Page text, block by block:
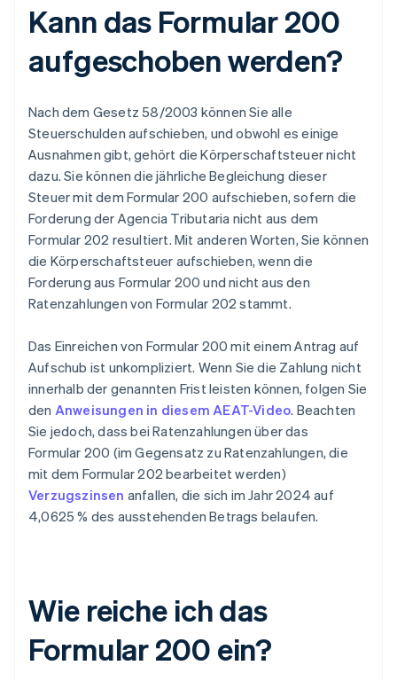
Kann das Formular 200
aufgeschoben werden?
Nach dem Gesetz 58/2003 können Sie alle
Steuerschulden aufschieben, und obwohl es einige
Ausnahmen gibt, gehört die Körperschaftsteuer nicht
dazu. Sie können die jährliche Begleichung dieser
Steuer mit dem Formular 200 aufschieben, sofern die
Forderung der Agencia Tributaria nicht aus dem
Formular 202 resultiert. Mit anderen Worten, Sie können
die Körperschaftsteuer aufschieben, wenn die
Forderung aus Formular 200 und nicht aus den
Ratenzahlungen von Formular 202 stammt.
Das Einreichen von Formular 200 mit einem Antrag auf
Aufschub ist unkompliziert. Wenn Sie die Zahlung nicht
innerhalb der genannten Frist leisten können, folgen Sie
den Anweisungen in diesem AEAT-Video. Beachten
Sie jedoch, dass bei Ratenzahlungen über das
Formular 200 (im Gegensatz zu Ratenzahlungen, die
mit dem Formular 202 bearbeitet werden)
Verzugszinsen anfallen, die sich im Jahr 2024 auf
4,0625 % des ausstehenden Betrags belaufen.
Wie reiche ich das
Formular 200 ein?